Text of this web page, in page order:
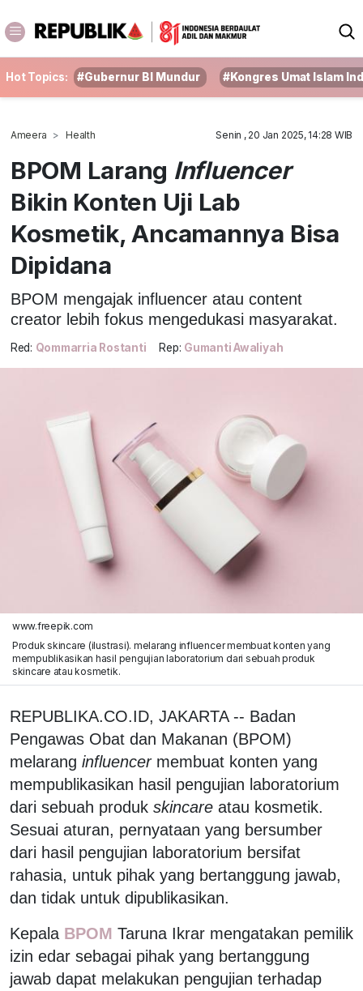
Hot Topics: #Gubernur BI Mundur #Kongres Umat Islam
Ameera Health Senin , 20 Jan 2025, 14:28 WIB
BPOM Larang Influencer
Bikin Konten Uji Lab
Kosmetik, Ancamannya Bisa
Dipidana
BPOM mengajak influencer atau content
creator lebih fokus mengedukasi masyarakat.
Red: Qommarria Rostanti Rep: Gumanti Awaliyah
www.freepik.com
Produk skincare (ilustrasi). melarang influencer membuat konten yang
mempublikasikan hasil pengujian laboratorium dari sebuah produk
skincare atau kosmetik.
REPUBLIKA.CO.ID, JAKARTA -- Badan
Pengawas Obat dan Makanan (BPOM)
melarang influencermembuat konten yang
mempublikasikan hasil pengujian laboratorium
dari sebuah produk skincare atau kosmetik.
Sesuai aturan, pernyataan yang bersumber
dari hasil pengujian laboratorium bersifat
rahasia, untuk pihak yang bertanggung jawab,
dan tidak untuk dipublikasikan.
Kepala BPOM Taruna Ikrar mengatakan pemilik
izin edar sebagai pihak yang bertanggung
jawab dapat melakukan pengujian terhadap